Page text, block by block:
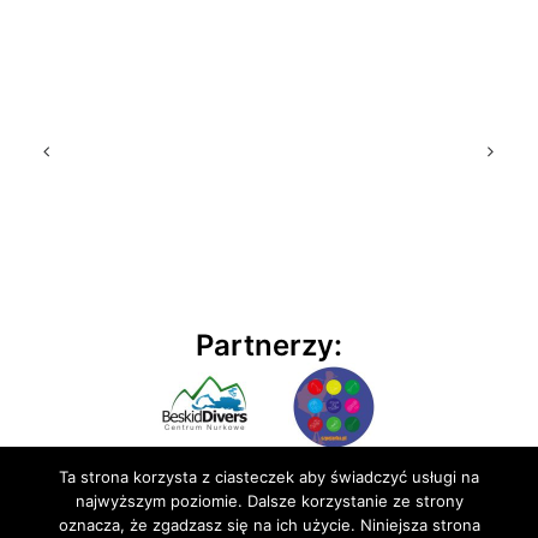
Partnerzy:
Ta strona korzysta z ciasteczek aby świadczyć usługi na
najwyższym poziomie. Dalsze korzystanie ze strony
oznacza, że zgadzasz się na ich użycie. Niniejsza strona